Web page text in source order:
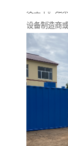
发生率。如
设备制造商